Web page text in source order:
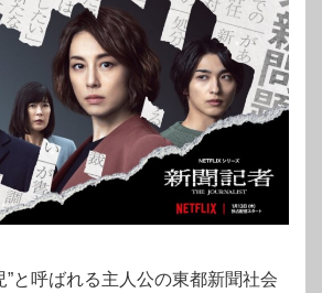
”と呼ばれる主人公の東都新聞社会